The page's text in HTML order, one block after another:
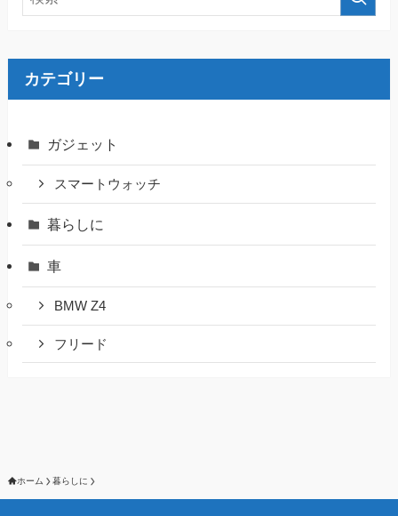
カテゴリー
ガジェット
スマートウォッチ
暮らしに
車
BMW Z4
フリード
ホーム 暮らしに